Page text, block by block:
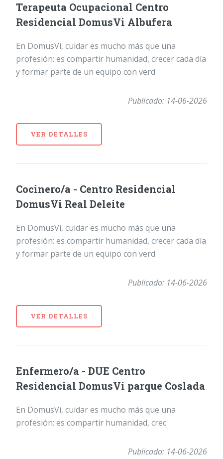
Terapeuta Ocupacional Centro
Residencial DomusVi Albufera
En DomusVi, cuidar es mucho más que una
profesión: es compartir humanidad, crecer cada día
y formar parte de un equipo con verd
Publicado: 14-06-2026
VER DETALLES
Cocinero/a - Centro Residencial
DomusVi Real Deleite
En DomusVi, cuidar es mucho más que una
profesión: es compartir humanidad, crecer cada día
y formar parte de un equipo con verd
Publicado: 14-06-2026
VER DETALLES
Enfermero/a - DUE Centro
Residencial DomusVi parque Coslada
En DomusVi, cuidar es mucho más que una
profesión: es compartir humanidad, crec
Publicado: 14-06-2026